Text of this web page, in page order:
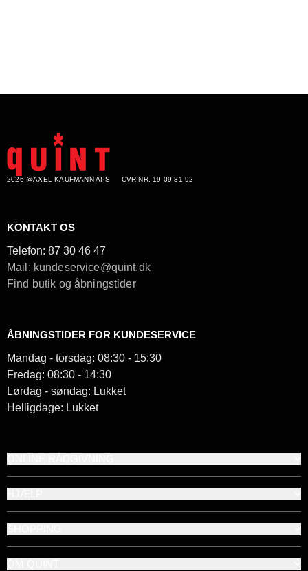
2026 @AXEL KAUFMANN APS CVR-NR. 19 09 81 92
KONTAKT OS
Telefon: 87 30 46 47
Mail: kundeservice@quint.dk
Find butik og åbningstider
ÅBNINGSTIDER FOR KUNDESERVICE
Mandag - torsdag: 08:30 - 15:30
Fredag: 08:30 - 14:30
Lørdag - søndag: Lukket
Helligdage: Lukket